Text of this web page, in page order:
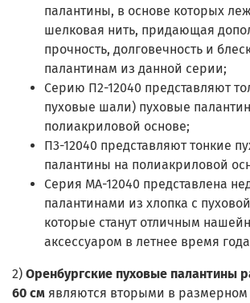
палантины, в основе которых
шелковая нить, придающая
прочность, долговечность и
палантинам из данной серии;
Серию П2-12040 представляют
пуховые шали) пуховые
полиакриловой основе;
П3-12040 представляют тонкие
палантины на полиакриловой
Серия МА-12040 представлена
палантинами из хлопка с
которые станут отличным
аксессуаром в летнее время
2) Оренбургские пуховые палантины
60 см являются вторыми в размерном